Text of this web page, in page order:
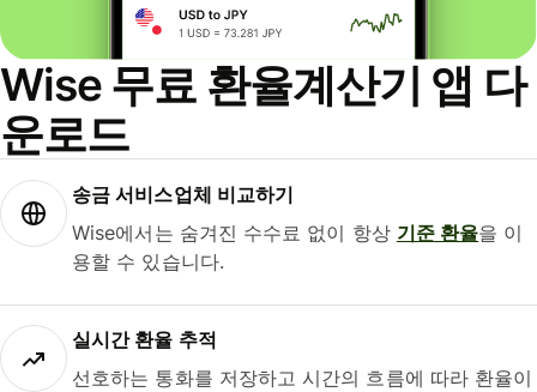
Wise 무료 환율계산기 앱 다
운로드
송금 서비스업체 비교하기
Wise에서는 숨겨진 수수료 없이 항상 기준 환율을 이
용할 수 있습니다.
실시간 환율 추적
선호하는 통화를 저장하고 시간의 흐름에 따라 환율이